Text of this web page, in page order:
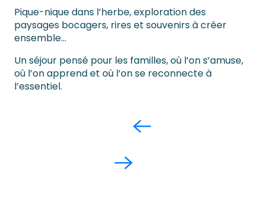
Pique-nique dans l’herbe, exploration des
paysages bocagers, rires et souvenirs à créer
ensemble…
Un séjour pensé pour les familles, où l’on s’amuse,
où l’on apprend et où l’on se reconnecte à
l’essentiel.